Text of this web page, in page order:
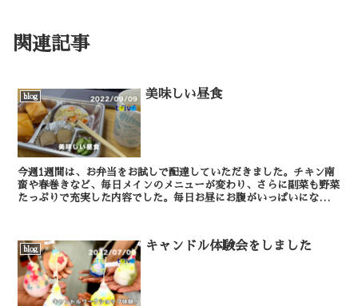
関連記事
blog 美味しい昼食
今週1週間は、お弁当をお試しで配達していただきました。チキン南
蛮や春巻きなど、毎日メインのメニューが変わり、さらに副菜も野菜
たっぷりで充実した内容でした。毎日お昼にお腹がいっぱいになり、
blog キャンドル体験会をしました